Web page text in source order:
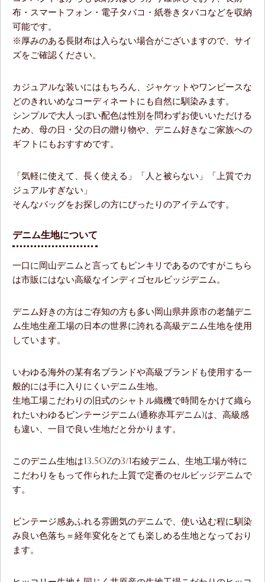
布・スマートフォン・電子タバコ・紙巻きタバコなどを収納
可能です。
※厚みのある長財布は入らない場合がございますので、サイ
ズをご確認ください。
カジュアルな装いにはもちろん、ジャケットやワンピースな
どのきれいめなコーディネートにも自然に馴染みます。
シンプルで大人っぽい配色は性別を問わずお使いいただける
ため、母の日・父の日の贈り物や、デニム好きなご家族への
ギフトにもおすすめです。
「気軽に使えて、長く使える」「人と被らない」「上質でカ
ジュアルすぎない」
そんなバッグをお探しの方にぴったりのアイテムです。
デニム生地について
一口に岡山デニムと言ってもピンキリであるのですがこちら
は市販にはない高級なインディゴセルビッジデニム。
デニム好きの方はご存知の方も多い岡山県井原市の老舗デニ
ム生地生産工場の日本の世界に誇れる高級デニム生地を使用
しています。
いわゆる海外の某有名ブランドや高級ブランドも使用する一
般的には手に入りにくいデニム生地。
生地工場こだわりの旧式のシャトル織機で時間をかけて織ら
れたいわゆるビンテージデニム(通称赤耳デニム)は、高級感
も違い、一目で良い生地だと分かります。
このデニム生地は13.5ozの3/1右綾デニム、生地工場が特に
こだわりをもって作られた上質で定番のセルビッジデニムで
す。
ビンテージ感あふれる雰囲気のデニムで、使い込む程に馴染
み良い色落ち＝経年変化をとても楽しめる生地となっており
ます。